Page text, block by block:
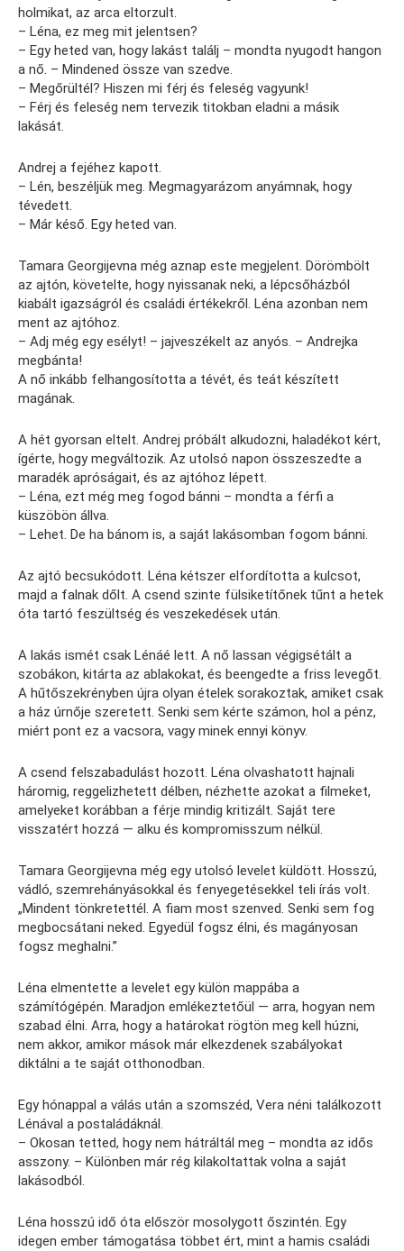
holmikat, az arca eltorzult.
– Léna, ez meg mit jelentsen?
– Egy heted van, hogy lakást találj – mondta nyugodt hangon
a nő. – Mindened össze van szedve.
– Megőrültél? Hiszen mi férj és feleség vagyunk!
– Férj és feleség nem tervezik titokban eladni a másik
lakását.
Andrej a fejéhez kapott.
– Lén, beszéljük meg. Megmagyarázom anyámnak, hogy
tévedett.
– Már késő. Egy heted van.
Tamara Georgijevna még aznap este megjelent. Dörömbölt
az ajtón, követelte, hogy nyissanak neki, a lépcsőházból
kiabált igazságról és családi értékekről. Léna azonban nem
ment az ajtóhoz.
– Adj még egy esélyt! – jajveszékelt az anyós. – Andrejka
megbánta!
A nő inkább felhangosította a tévét, és teát készített
magának.
A hét gyorsan eltelt. Andrej próbált alkudozni, haladékot kért,
ígérte, hogy megváltozik. Az utolsó napon összeszedte a
maradék apróságait, és az ajtóhoz lépett.
– Léna, ezt még meg fogod bánni – mondta a férfi a
küszöbön állva.
– Lehet. De ha bánom is, a saját lakásomban fogom bánni.
Az ajtó becsukódott. Léna kétszer elfordította a kulcsot,
majd a falnak dőlt. A csend szinte fülsiketítőnek tűnt a hetek
óta tartó feszültség és veszekedések után.
A lakás ismét csak Lénáé lett. A nő lassan végigsétált a
szobákon, kitárta az ablakokat, és beengedte a friss levegőt.
A hűtőszekrényben újra olyan ételek sorakoztak, amiket csak
a ház úrnője szeretett. Senki sem kérte számon, hol a pénz,
miért pont ez a vacsora, vagy minek ennyi könyv.
A csend felszabadulást hozott. Léna olvashatott hajnali
háromig, reggelizhetett délben, nézhette azokat a filmeket,
amelyeket korábban a férje mindig kritizált. Saját tere
visszatért hozzá — alku és kompromisszum nélkül.
Tamara Georgijevna még egy utolsó levelet küldött. Hosszú,
vádló, szemrehányásokkal és fenyegetésekkel teli írás volt.
„Mindent tönkretettél. A fiam most szenved. Senki sem fog
megbocsátani neked. Egyedül fogsz élni, és magányosan
fogsz meghalni.”
Léna elmentette a levelet egy külön mappába a
számítógépén. Maradjon emlékeztetőül — arra, hogyan nem
szabad élni. Arra, hogy a határokat rögtön meg kell húzni,
nem akkor, amikor mások már elkezdenek szabályokat
diktálni a te saját otthonodban.
Egy hónappal a válás után a szomszéd, Vera néni találkozott
Lénával a postaládáknál.
– Okosan tetted, hogy nem hátráltál meg – mondta az idős
asszony. – Különben már rég kilakoltattak volna a saját
lakásodból.
Léna hosszú idő óta először mosolygott őszintén. Egy
idegen ember támogatása többet ért, mint a hamis családi